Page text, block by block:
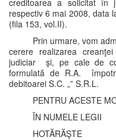
creditoarea a solicitat în
respectiv 6 mai 2008, data
(fila 153, vol.II).
Prin urmare, vom
cerere realizarea
judiciar şi, pe cale de
formulată de R.A.
debitoarei S.C. „” S.R.L.
PENTRU ACESTE
ÎN NUMELE LEGII
HOTĂRĂŞTE